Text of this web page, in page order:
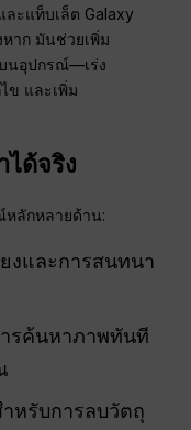
ะแท็บเล็ต Galaxy
าก มันช่วยเพิ่ม
นอุปกรณ์—เร่ง
ข และเพิ่ม
ด้จริง
หลักหลายด้าน:
งและการสนทนา
รค้นหาภาพทันที
ำหรับการลบวัตถุ